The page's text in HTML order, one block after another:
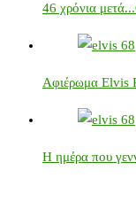
46 χρόνια
Αφιέρωμα Elvis
Η ημέρα που